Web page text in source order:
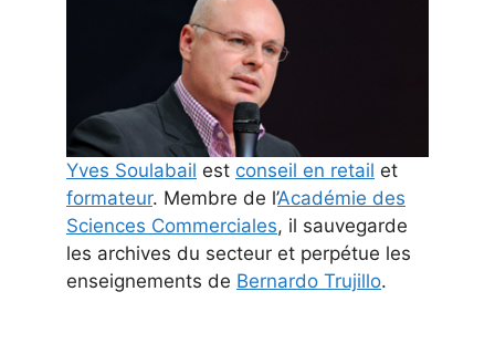
Yves Soulabail est conseil en retail et
formateur. Membre de l’Académie des
Sciences Commerciales, il sauvegarde
les archives du secteur et perpétue les
enseignements de Bernardo Trujillo.